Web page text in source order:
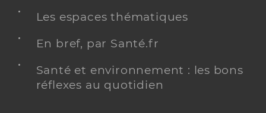
Les espaces thématiques
En bref, par Santé.fr
Santé et environnement : les bons
réflexes au quotidien